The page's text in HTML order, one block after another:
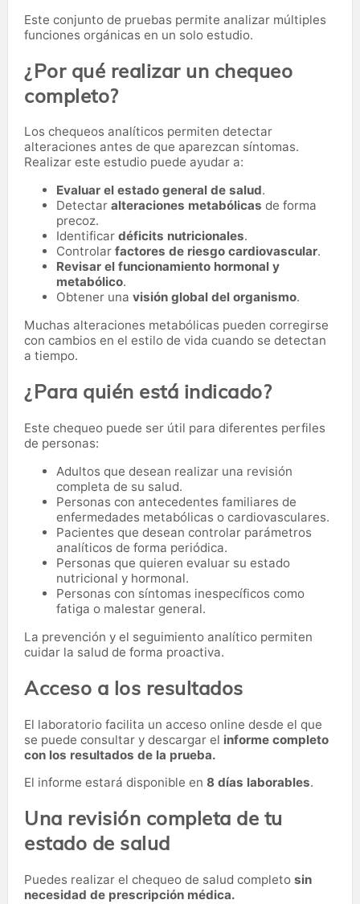
Este conjunto de pruebas permite analizar múltiples
funciones orgánicas en un solo estudio.
¿Por qué realizar un chequeo
completo?
Los chequeos analíticos permiten detectar
alteraciones antes de que aparezcan síntomas.
Realizar este estudio puede ayudar a:
Evaluar el estado general de salud.
Detectar alteraciones metabólicas de forma
precoz.
Identificar déficits nutricionales.
Controlar factores de riesgo cardiovascular.
Revisar el funcionamiento hormonal y
metabólico.
Obtener una visión global del organismo.
Muchas alteraciones metabólicas pueden corregirse
con cambios en el estilo de vida cuando se detectan
a tiempo.
¿Para quién está indicado?
Este chequeo puede ser útil para diferentes perfiles
de personas:
Adultos que desean realizar una revisión
completa de su salud.
Personas con antecedentes familiares de
enfermedades metabólicas o cardiovasculares.
Pacientes que desean controlar parámetros
analíticos de forma periódica.
Personas que quieren evaluar su estado
nutricional y hormonal.
Personas con síntomas inespecíficos como
fatiga o malestar general.
La prevención y el seguimiento analítico permiten
cuidar la salud de forma proactiva.
Acceso a los resultados
El laboratorio facilita un acceso online desde el que
se puede consultar y descargar el informe completo
con los resultados de la prueba.
El informe estará disponible en 8 días laborables.
Una revisión completa de tu
estado de salud
Puedes realizar el chequeo de salud completo sin
necesidad de prescripción médica.